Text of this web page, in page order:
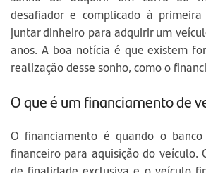
desafiador e complicado à
juntar dinheiro para adquirir um
anos. A boa notícia é que existem
realização desse sonho, como o
O que é um financiamento de
O financiamento é quando o
financeiro para aquisição do veículo.